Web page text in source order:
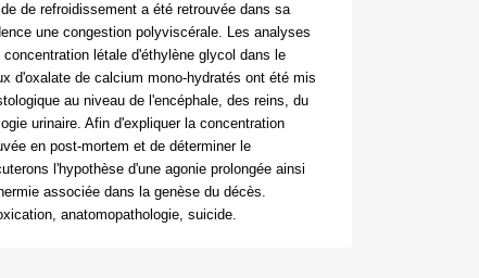
de refroidissement a été retrouvée dans sa
une congestion polyviscérale. Les analyses
létale d'éthylène glycol dans le
d'oxalate de calcium mono-hydratés ont été mis
au niveau de l'encéphale, des reins, du
urinaire. Afin d'expliquer la concentration
en post-mortem et de déterminer le
l'hypothèse d'une agonie prolongée ainsi
associée dans la genèse du décès.
anatomopathologie, suicide.